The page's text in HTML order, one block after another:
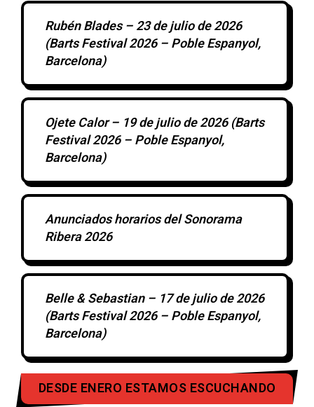
Rubén Blades – 23 de julio de 2026
(Barts Festival 2026 – Poble Espanyol,
Barcelona)
Ojete Calor – 19 de julio de 2026 (Barts
Festival 2026 – Poble Espanyol,
Barcelona)
Anunciados horarios del Sonorama
Ribera 2026
Belle & Sebastian – 17 de julio de 2026
(Barts Festival 2026 – Poble Espanyol,
Barcelona)
DESDE ENERO ESTAMOS ESCUCHANDO